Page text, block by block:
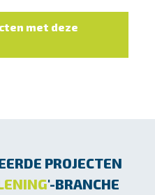
met deze
PROJECTEN
'-BRANCHE